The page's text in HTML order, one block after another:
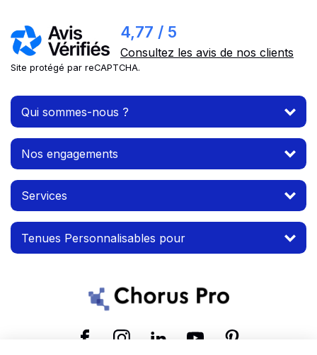
4,77 / 5
Consultez les avis de nos clients
Site protégé par reCAPTCHA.
Qui sommes-nous ?
Nos engagements
Services
Tenues Personnalisables pour